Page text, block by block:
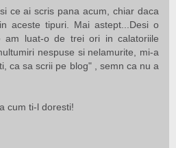
ce ai scris pana acum, chiar daca
aceste tipuri. Mai astept...Desi o
am luat-o de trei ori in calatoriile
nespuse si nelamurite, mi-a
ca sa scrii pe blog" , semn ca nu a
cum ti-l doresti!